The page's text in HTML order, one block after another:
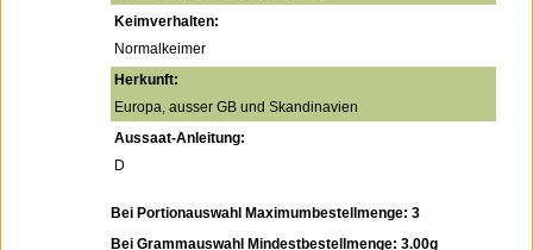
Keimverhalten:
Normalkeimer
Herkunft:
Europa, ausser GB und Skandinavien
Aussaat-Anleitung:
D
Bei Portionauswahl Maximumbestellmenge: 3
Bei Grammauswahl Mindestbestellmenge: 3.00g